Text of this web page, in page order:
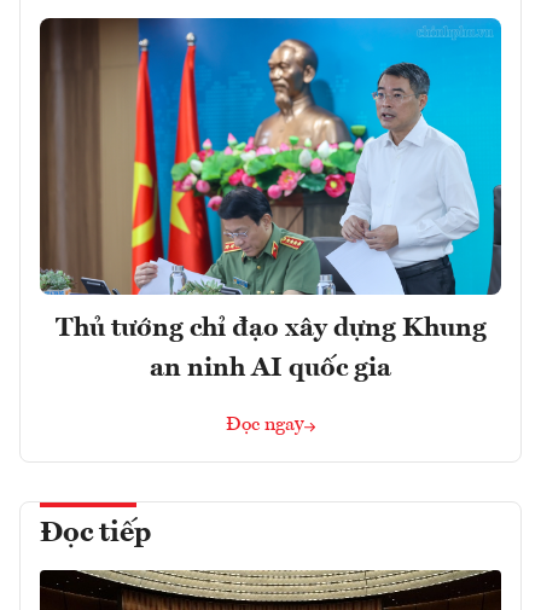
Thủ tướng chỉ đạo xây dựng Khung
an ninh AI quốc gia
Đọc ngay
Đọc tiếp